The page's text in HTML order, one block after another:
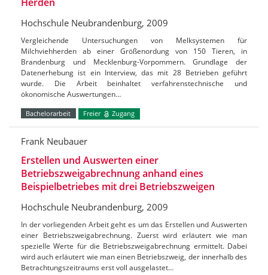
Hochschule Neubrandenburg, 2009
Vergleichende Untersuchungen von Melksystemen für
Milchviehherden ab einer Größenordung von 150 Tieren, in
Brandenburg und Mecklenburg-Vorpommern. Grundlage der
Datenerhebung ist ein Interview, das mit 28 Betrieben geführt
wurde. Die Arbeit beinhaltet verfahrenstechnische und
ökonomische Auswertungen…
Bachelorarbeit Freier Zugang
Frank Neubauer
Erstellen und Auswerten einer
Betriebszweigabrechnung anhand eines
Beispielbetriebes mit drei Betriebszweigen
Hochschule Neubrandenburg, 2009
In der vorliegenden Arbeit geht es um das Erstellen und Auswerten
einer Betriebszweigabrechnung. Zuerst wird erläutert wie man
spezielle Werte für die Betriebszweigabrechnung ermittelt. Dabei
wird auch erläutert wie man einen Betriebszweig, der innerhalb des
Betrachtungszeitraums erst voll ausgelastet…